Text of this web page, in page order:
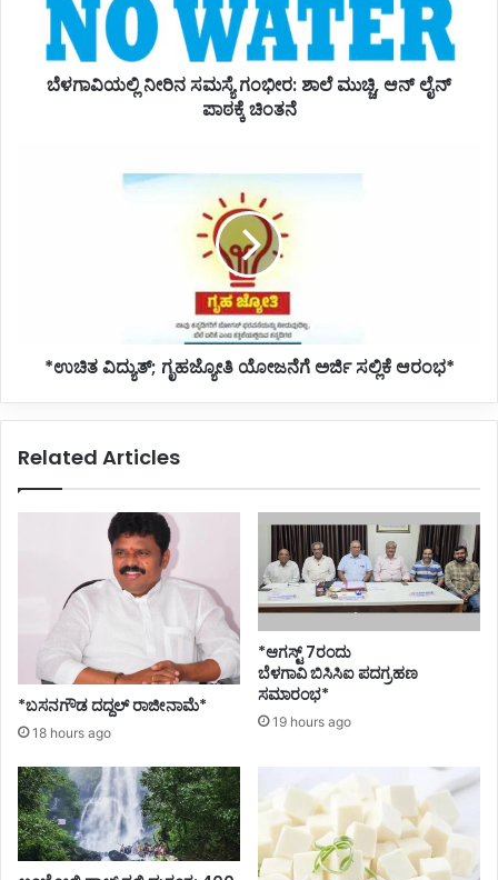
ಪಾಠಕ್ಕೆ
ಚಿಂತನೆಬೆಳಗಾವಿಯಲ್ಲಿ ನೀರಿನ ಸಮಸ್ಯೆ ಗಂಭೀರ: ಶಾಲೆ ಮುಚ್ಚಿ, ಆನ್ ಲೈನ್
ಪಾಠಕ್ಕೆ ಚಿಂತನೆ
*ಉಚಿತ ವಿದ್ಯುತ್; ಗೃಹಜ್ಯೋತಿ ಯೋಜನೆಗೆ ಅರ್ಜಿ ಸಲ್ಲಿಕೆ ಆರಂಭ*
Related Articles
*ಬಸನಗೌಡ ದದ್ದಲ್‌ ರಾಜೀನಾಮೆ*
18 hours ago
*ಆಗಸ್ಟ್ 7ರಂದು
ಬೆಳಗಾವಿ ಬಿಸಿಸಿಐ ಪದಗ್ರಹಣ
ಸಮಾರಂಭ*
19 hours ago